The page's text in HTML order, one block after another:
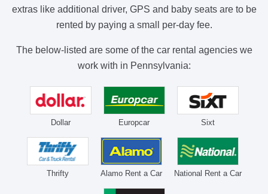
extras like additional driver, GPS and baby seats are to be
rented by paying a small per-day fee.
The below-listed are some of the car rental agencies we
work with in Pennsylvania:
Dollar Europcar Sixt
Thrifty Alamo Rent a Car National Rent a Car